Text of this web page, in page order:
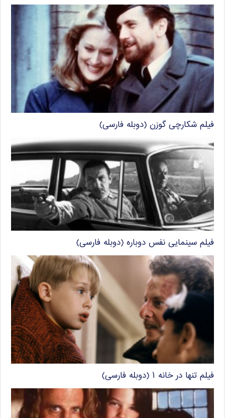
فیلم شکارچی گوزن (دوبله فارسی)
فیلم سینمایی نفس دوباره (دوبله فارسی)
فیلم تنها در خانه ۱ (دوبله فارسی)